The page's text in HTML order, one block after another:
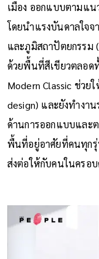
เมือง ออกแบบตามแน
โดยนำแรงบันดาลใจ
และภูมิสถาปัตยกรรม
ด้วยพื้นที่สีเขียวตลอด
Modern Classic ช่วย
design) และยังทำงา
ด้านการออกแบบและ
พื้นที่อยู่อาศัยที่คนทุกรุ่
ส่งต่อให้กับคนในครอ